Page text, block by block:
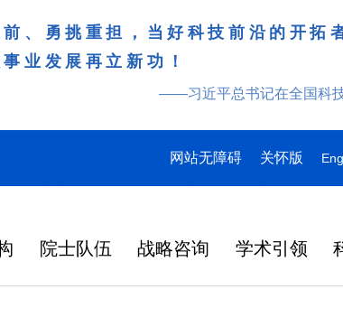
、勇挑重担，当好科技前沿的开拓
业发展再立新功！
——习近平总书记在全国科
网站无障碍 关怀版
院士队伍 战略咨询 学术引领